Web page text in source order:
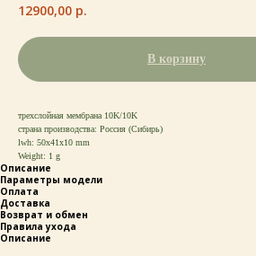
12900,00 р.
В корзину
трехслойная мембрана 10K/10K
страна производства: Россия (Сибирь)
lwh: 50x41x10 mm
Weight: 1 g
Описание
Параметры модели
Оплата
Доставка
Возврат и обмен
Правила ухода
Описание